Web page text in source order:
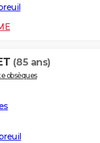
(85 ans)
obsèques